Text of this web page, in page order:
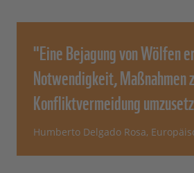
"Eine Bejagung von Wölfen
Notwendigkeit, Maßnahmen
Konfliktvermeidung
Humberto Delgado Rosa,